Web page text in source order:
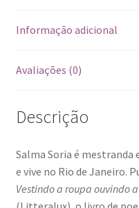
Informação adicional
Avaliações (0)
Descrição
Salma Soria é mestranda
e vive no Rio de Janeiro.
Vestindo a roupa ouvindo